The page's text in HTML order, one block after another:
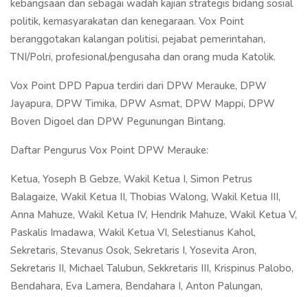
kebangsaan dan sebagai wadah kajian strategis bidang sosial
politik, kemasyarakatan dan kenegaraan. Vox Point
beranggotakan kalangan politisi, pejabat pemerintahan,
TNI/Polri, profesional/pengusaha dan orang muda Katolik.
Vox Point DPD Papua terdiri dari DPW Merauke, DPW
Jayapura, DPW Timika, DPW Asmat, DPW Mappi, DPW
Boven Digoel dan DPW Pegunungan Bintang.
Daftar Pengurus Vox Point DPW Merauke:
Ketua, Yoseph B Gebze, Wakil Ketua I, Simon Petrus
Balagaize, Wakil Ketua II, Thobias Walong, Wakil Ketua III,
Anna Mahuze, Wakil Ketua IV, Hendrik Mahuze, Wakil Ketua V,
Paskalis Imadawa, Wakil Ketua VI, Selestianus Kahol,
Sekretaris, Stevanus Osok, Sekretaris I, Yosevita Aron,
Sekretaris II, Michael Talubun, Sekkretaris III, Krispinus Palobo,
Bendahara, Eva Lamera, Bendahara I, Anton Palungan,